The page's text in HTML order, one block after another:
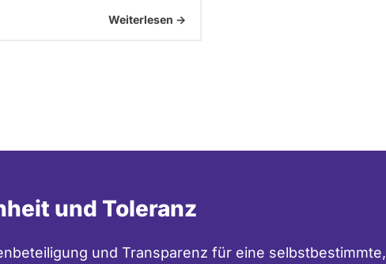
Weiterlesen ->
und Toleranz
und Transparenz für eine selbstbestimmte,